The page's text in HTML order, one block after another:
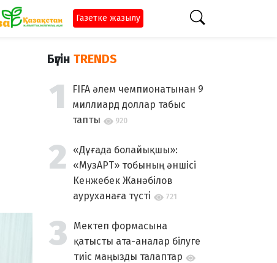
Газетке жазылу
Бүгін TRENDS
FIFA әлем чемпионатынан 9
миллиард доллар табыс
тапты
920
«Дұғада болайықшы»:
«МузАРТ» тобының әншісі
Кенжебек Жанәбілов
ауруханаға түсті
721
Мектеп формасына
қатысты ата-аналар білуге
тиіс маңызды талаптар